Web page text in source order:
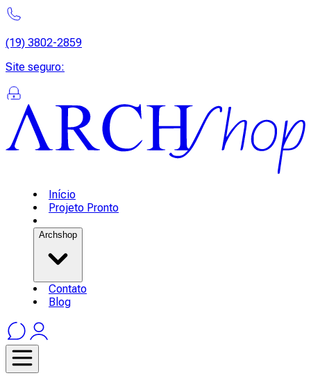
(19) 3802-2859
Site seguro:
Início
Projeto Pronto
Archshop
Contato
Blog